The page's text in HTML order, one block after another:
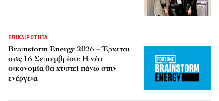
ΕΠΙΚΑΙΡΟΤΗΤΑ
Brainstorm Energy 2026 – Έρχεται
στις 16 Σεπτεμβρίου: Η νέα
οικονομία θα χτιστεί πάνω στην
ενέργεια